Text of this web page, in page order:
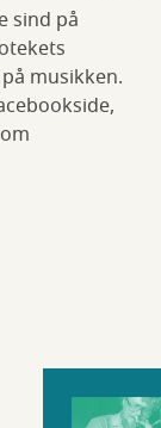
sind på
musikken.